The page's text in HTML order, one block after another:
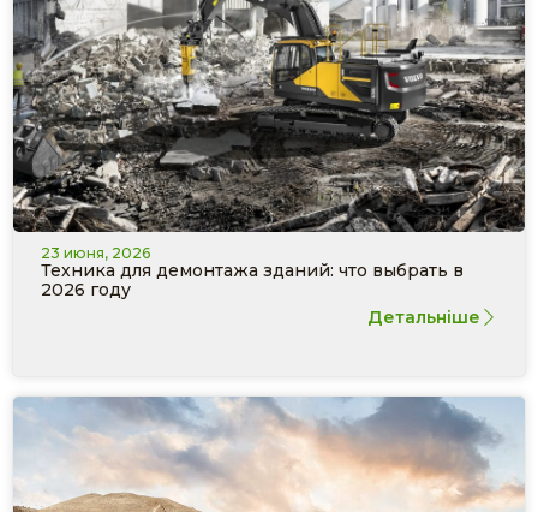
23 июня, 2026
Техника для демонтажа зданий: что выбрать в
2026 году
Детальніше